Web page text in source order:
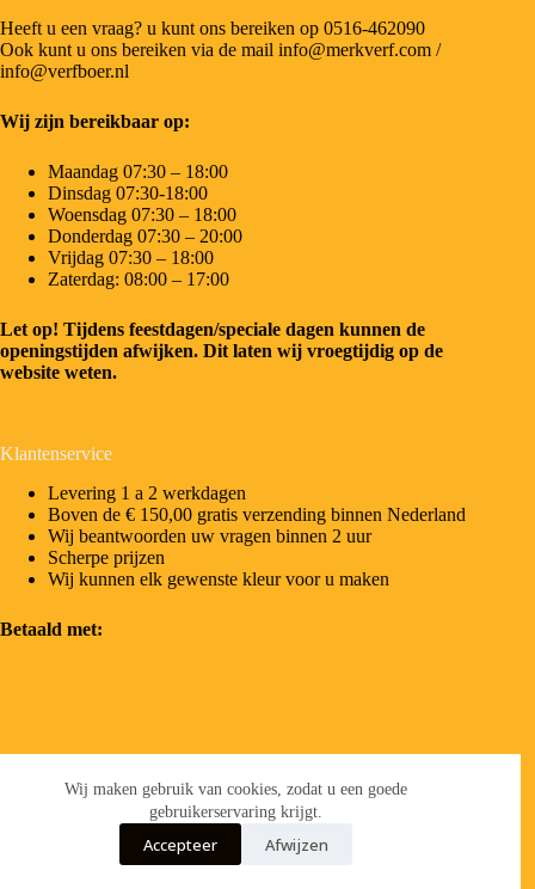
Wij maken gebruik van cookies, zodat u een goede
gebruikerservaring krijgt.
Accepteer Afwijzen
Heeft u een vraag? u kunt ons bereiken op 0516-462090
Ook kunt u ons bereiken via de mail info@merkverf.com /
info@verfboer.nl
Wij zijn bereikbaar op:
Maandag 07:30 – 18:00
Dinsdag 07:30-18:00
Woensdag 07:30 – 18:00
Donderdag 07:30 – 20:00
Vrijdag 07:30 – 18:00
Zaterdag: 08:00 – 17:00
Let op! Tijdens feestdagen/speciale dagen kunnen de
openingstijden afwijken. Dit laten wij vroegtijdig op de
website weten.
Klantenservice
Levering 1 a 2 werkdagen
Boven de € 150,00 gratis verzending binnen Nederland
Wij beantwoorden uw vragen binnen 2 uur
Scherpe prijzen
Wij kunnen elk gewenste kleur voor u maken
Betaald met:
Contact Info
Heeft u een vraag?
Adres: